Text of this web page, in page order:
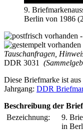
9.
Berlin von 1986
Tauschanfragen,
DDR 3031
Diese Briefmarke ist
Jahrgang: DDR
Beschreibung der
Bezeichnung:
9.
in